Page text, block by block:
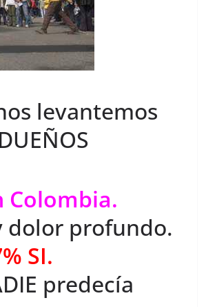
levantemos
Colombia.
dolor profundo.
SI.
predecía